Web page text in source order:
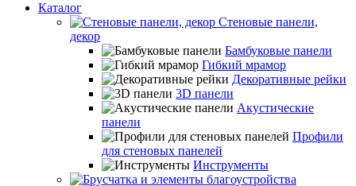
Каталог
Стеновые панели,
декор
Бамбуковые панели
Гибкий мрамор
Декоративные рейки
3D панели
Акустические
панели
Профили
для стеновых панелей
Инструменты